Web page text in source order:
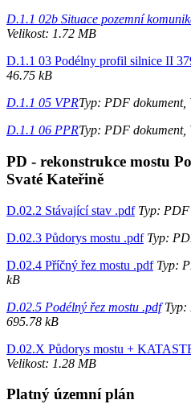
D.1.1 02b Situace pozemní
Velikost: 1.72 MB
D.1.1 03 Podélny profil silnice II
46.75 kB
D.1.1 05 VPRTyp: PDF dokument,
D.1.1 06 PPRTyp: PDF dokument,
PD - rekonstrukce mostu
Svaté Kateřině
D.02.2 Stávající stav .pdfTyp: PDF
D.02.3 Půdorys mostu .pdfTyp:
D.02.4 Příčný řez mostu .pdfTyp:
kB
D.02.5 Podélný řez mostu .pdfTyp:
695.78 kB
D.02.X Půdorys mostu +
Velikost: 1.28 MB
Platný územní plán